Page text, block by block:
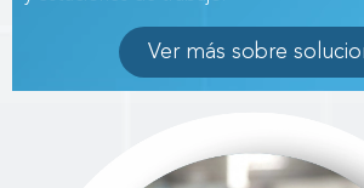
Ver más sobre